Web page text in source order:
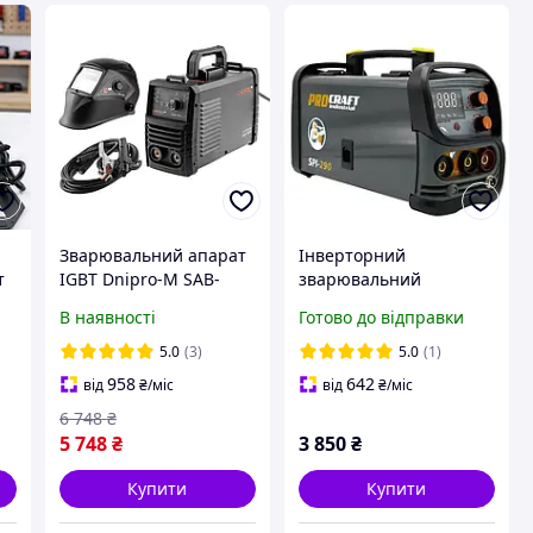
Зварювальний апарат
IGBT Dnipro-M SAB-
зварника WM-39N
В наявності
5.0 (3)
від958 ₴/міс
5 748 ₴
6 748 ₴
Купити
Інверторний
зварювальний
Industrial SPI-290 NEW
Готово до відправки
5.0 (1)
від642₴/міс
3 850₴
Купити